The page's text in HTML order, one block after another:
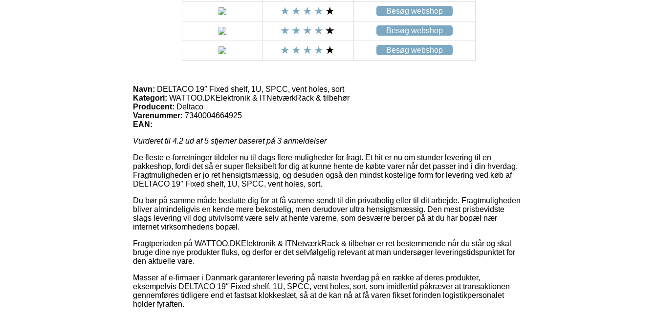
Besøg webshop
Besøg webshop
Besøg webshop
Navn: DELTACO 19″ Fixed shelf, 1U, SPCC, vent holes, sort
Kategori: WATTOO.DKElektronik & ITNetværkRack & tilbehør
Producent: Deltaco
Varenummer: 7340004664925
EAN:
Vurderet til 4.2 ud af 5 stjerner baseret på 3 anmeldelser
De fleste e-forretninger tildeler nu til dags flere muligheder for fragt. Et hit er nu om stunder levering til en
pakkeshop, fordi det så er super fleksibelt for dig at kunne hente de købte varer når det passer ind i din hverdag.
Fragtmuligheden er jo ret hensigtsmæssig, og desuden også den mindst kostelige form for levering ved køb af
DELTACO 19″ Fixed shelf, 1U, SPCC, vent holes, sort.
Du bør på samme måde beslutte dig for at få varerne sendt til din privatbolig eller til dit arbejde. Fragtmuligheden
bliver almindeligvis en kende mere bekostelig, men derudover ultra hensigtsmæssig. Den mest prisbevidste
slags levering vil dog utvivlsomt være selv at hente varerne, som desværre beroer på at du har bopæl nær
internet virksomhedens bopæl.
Fragtperioden på WATTOO.DKElektronik & ITNetværkRack & tilbehør er ret bestemmende når du står og skal
bruge dine nye produkter fluks, og derfor er det selvfølgelig relevant at man undersøger leveringstidspunktet for
den aktuelle vare.
Masser af e-firmaer i Danmark garanterer levering på næste hverdag på en række af deres produkter,
eksempelvis DELTACO 19″ Fixed shelf, 1U, SPCC, vent holes, sort, som imidlertid påkræver at transaktionen
gennemføres tidligere end et fastsat klokkeslæt, så at de kan nå at få varen fikset forinden logistikpersonalet
holder fyraften.